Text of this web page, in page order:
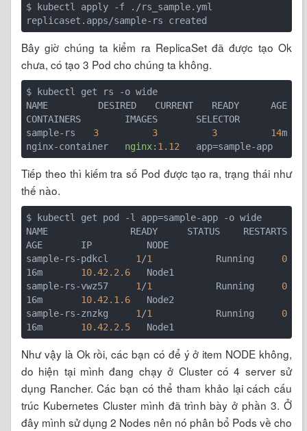
$ kubectl apply -f ./rs_sample.yml
Bây giờ chúng ta kiểm ra ReplicaSet đã được tạo Ok
chưa, có tạo 3 Pod cho chúng ta không.
$ kubectl get rs -o wide
NAME        DESIRED   CURRENT   READY     AGE
CONTAINERS        IMAGES       SELECTOR
sample-rs 3 3 3 14m
nginx-container nginx: 1.12
Tiếp theo thì kiếm tra số Pod được tạo ra, trạng thái như
thế nào.
$ kubectl get pod -l app=sample-app -o wide
NAME              READY     STATUS    RESTARTS
AGE       IP          NODE
sample-rs-pdkcl 1/1
       Running
0
16m 10.42.2.6
   Node1
sample-rs-vwz57 1/1
       Running
0
16m 10.42.1.6
   Node2
sample-rs-znzkg 1/1
       Running
0
16m 10.42.2.5
Như vậy là Ok rồi, các bạn có để ý ở item NODE không,
do hiện tại mình đang chạy ở Cluster có 4 server sử
dụng Rancher. Các bạn có thể tham khảo lại cách cấu
trúc Kubernetes Cluster mình đã trình bày ở phần 3. Ở
đây mình sử dụng 2 Nodes nên nó phân bổ Pods về cho